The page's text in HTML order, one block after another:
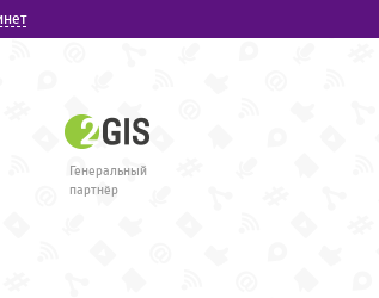
Генеральный
партнёр